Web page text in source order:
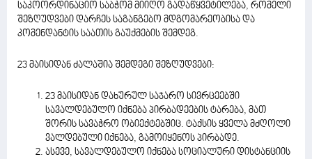
საკოორდინაციო საბჭომ მიიღო გადაწყვეტილება, რომელი
შეზღუდვები დარჩეს საგანგებო მდგომარეობისა და
კომენდანტის საათის გაუქმების შემდეგ.
23 მაისიდან ძალაშია შემდეგი შეზღუდვები:
23 მაისიდან დახურულ საჯარო სივრცეებში
სავალდებულო იქნება პირბადეების ტარება, მათ
შორის სავაჭრო ობიექტებშიც. ტაქსის ყველა მძღოლი
ვალდებული იქნება, გამოიყენოს პირბადე.
ასევე, სავალდებულო იქნება სოციალური დისტანციის